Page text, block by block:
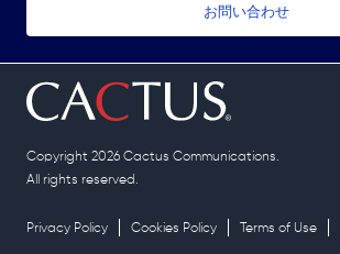
お問い合わせ
Copyright 2026 Cactus Communications.
All rights reserved.
Privacy Policy Cookies Policy Terms of Use